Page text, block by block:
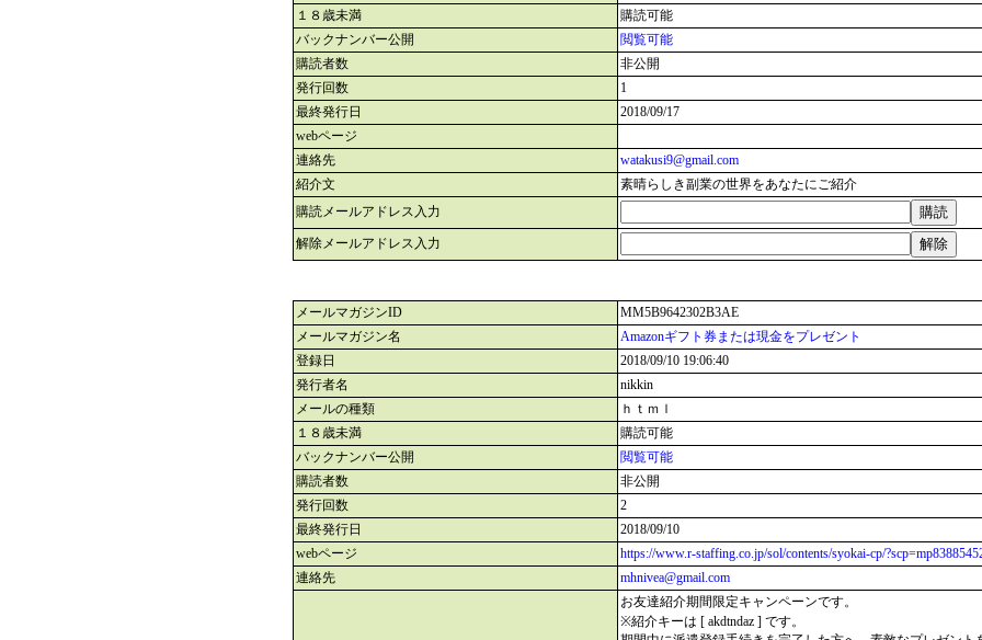
１８歳未満
購読可能
バックナンバー公開
閲覧可能
購読者数
非公開
発行回数
1
最終発行日
2018/09/17
webページ
連絡先
watakusi9@gmail.com
紹介文
素晴らしき副業の世界をあなたにご紹介
購読メールアドレス入力
解除メールアドレス入力
メールマガジンID
MM5B9642302B3AE
メールマガジン名
Amazonギフト券または現金をプレゼント
登録日
2018/09/10 19:06:40
発行者名
nikkin
メールの種類
ｈｔｍｌ
１８歳未満
購読可能
バックナンバー公開
閲覧可能
購読者数
非公開
発行回数
2
最終発行日
2018/09/10
webページ
https://www.r-staffing.co.jp/sol/contents/syokai-cp/
連絡先
mhnivea@gmail.com
お友達紹介期間限定キャンペーンです。
※紹介キーは [ akdtndaz ] です。